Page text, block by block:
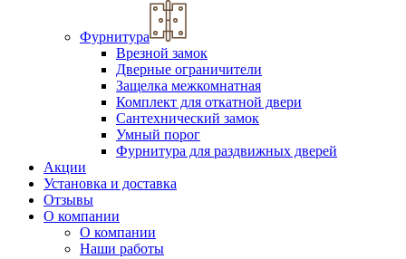
Фурнитура
Врезной замок
Дверные ограничители
Защелка межкомнатная
Комплект для откатной двери
Сантехнический замок
Умный порог
Фурнитура для раздвижных дверей
Акции
Установка и доставка
Отзывы
О компании
О компании
Наши работы